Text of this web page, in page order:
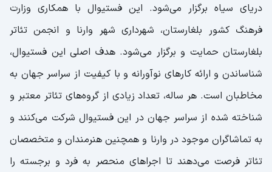
دریای سیاه برگزار می‌شود. این فستیوال با همکاری وزارت
فرهنگ کشور بلغارستان، شهرداری شهر وارنا و انجمن تئاتر
بلغارستان حمایت و برگزار می‌شود. هدف اصلی این فستیوال،
شناساندن و ارائه کارهای نوآورانه و با کیفیت از سراسر جهان به
مخاطبان است. هر ساله، تعداد زیادی از گروه‌های تئاتر معتبر و
شناخته شده از سراسر جهان در این فستیوال شرکت می‌کنند و
به تماشاگران موجود در وارنا و همچنین هنرمندان و متخصصان
تئاتر فرصت می‌دهند تا اجرا‌های منحصر به فرد و برجسته را